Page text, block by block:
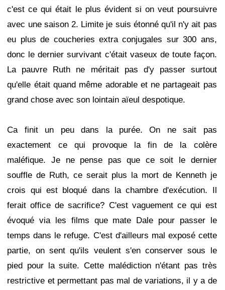
c'est ce qui était le plus évident si on veut poursuivre
avec une saison 2. Limite je suis étonné qu'il n'y ait pas
eu plus de coucheries extra conjugales sur 300 ans,
donc le dernier survivant c'était vaseux de toute façon.
La pauvre Ruth ne méritait pas d'y passer surtout
qu'elle était quand même adorable et ne partageait pas
grand chose avec son lointain aïeul despotique.
Ca finit un peu dans la purée. On ne sait pas
exactement ce qui provoque la fin de la colère
maléfique. Je ne pense pas que ce soit le dernier
souffle de Ruth, ce serait plus la mort de Kenneth je
crois qui est bloqué dans la chambre d'exécution. Il
ferait office de sacrifice? C'est vaguement ce qui est
évoqué via les films que mate Dale pour passer le
temps dans le refuge. C'est d'ailleurs mal exposé cette
partie, on sent qu'ils veulent s'en conserver sous le
pied pour la suite. Cette malédiction n'étant pas très
restrictive et permettant pas mal de variations, il y a de